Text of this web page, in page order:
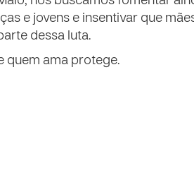
e jovens e insentivar que
dessa luta.
quem ama protege.